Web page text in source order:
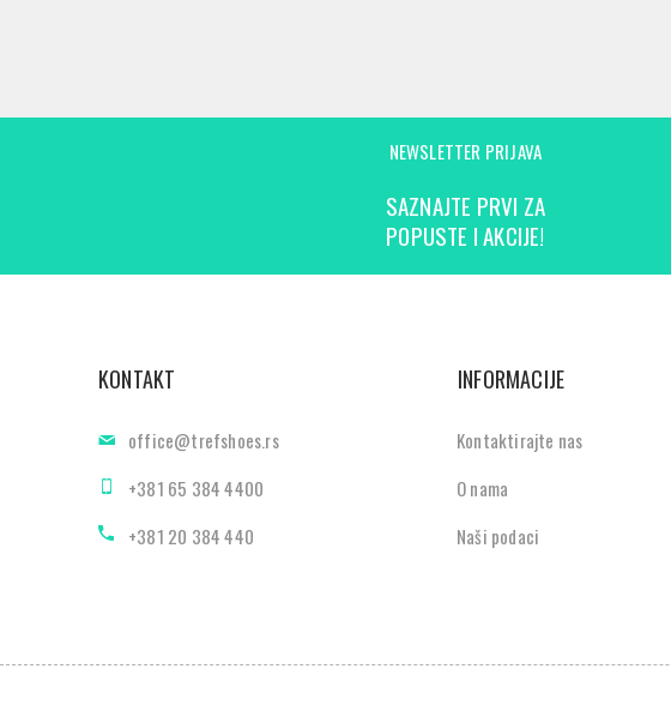
NEWSLETTER PRIJAVA
SAZNAJTE PRVI ZA
POPUSTE I AKCIJE!
KONTAKT
office@trefshoes.rs
+381 65 384 4400
+381 20 384 440
INFORMACIJE
Kontaktirajte nas
O nama
Naši podaci